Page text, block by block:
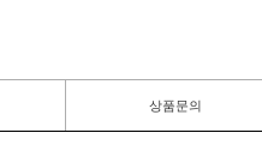
상품문의